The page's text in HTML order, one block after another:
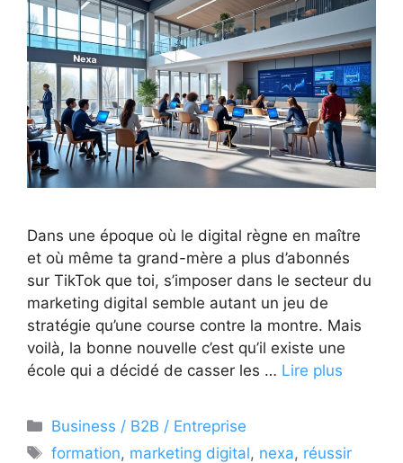
Dans une époque où le digital règne en maître
et où même ta grand-mère a plus d’abonnés
sur TikTok que toi, s’imposer dans le secteur du
marketing digital semble autant un jeu de
stratégie qu’une course contre la montre. Mais
voilà, la bonne nouvelle c’est qu’il existe une
école qui a décidé de casser les … Lire plus
Catégories
Business / B2B / Entreprise
Étiquettes
formation, marketing digital, nexa, réussir